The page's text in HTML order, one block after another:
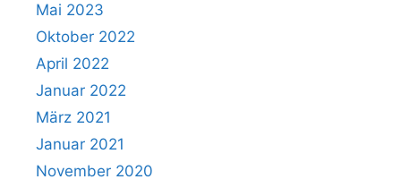
Mai 2023
Oktober 2022
April 2022
Januar 2022
März 2021
Januar 2021
November 2020